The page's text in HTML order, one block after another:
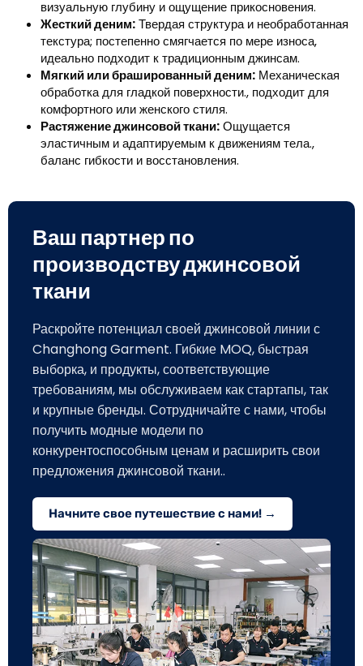
визуальную глубину и ощущение прикосновения.
Жесткий деним:Твердая структура и необработанная
текстура; постепенно смягчается по мере износа,
идеально подходит к традиционным джинсам.
Мягкий или брашированный деним: Механическая
обработка для гладкой поверхности., подходит для
комфортного или женского стиля.
Растяжение джинсовой ткани:Ощущается
эластичным и адаптируемым к движениям тела.,
баланс гибкости и восстановления.
Ваш партнер по
производству джинсовой
ткани
Раскройте потенциал своей джинсовой линии с
Changhong Garment. Гибкие MOQ, быстрая
выборка, и продукты, соответствующие
требованиям, мы обслуживаем как стартапы, так
и крупные бренды. Сотрудничайте с нами, чтобы
получить модные модели по
конкурентоспособным ценам и расширить свои
предложения джинсовой ткани..
Начните свое путешествие с нами! →